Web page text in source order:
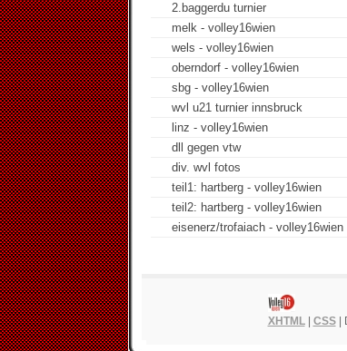
2.baggerdu turnier
melk - volley16wien
wels - volley16wien
oberndorf - volley16wien
sbg - volley16wien
wvl u21 turnier innsbruck
linz - volley16wien
dll gegen vtw
div. wvl fotos
teil1: hartberg - volley16wien
teil2: hartberg - volley16wien
eisenerz/trofaiach - volley16wien
XHTML| CSS|